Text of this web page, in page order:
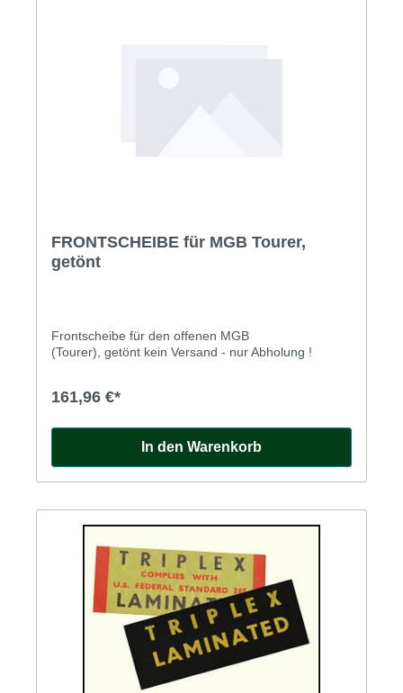
FRONTSCHEIBE für MGB Tourer,
getönt
Frontscheibe für den offenen MGB
(Tourer), getönt kein Versand - nur Abholung !
161,96 €*
In den Warenkorb